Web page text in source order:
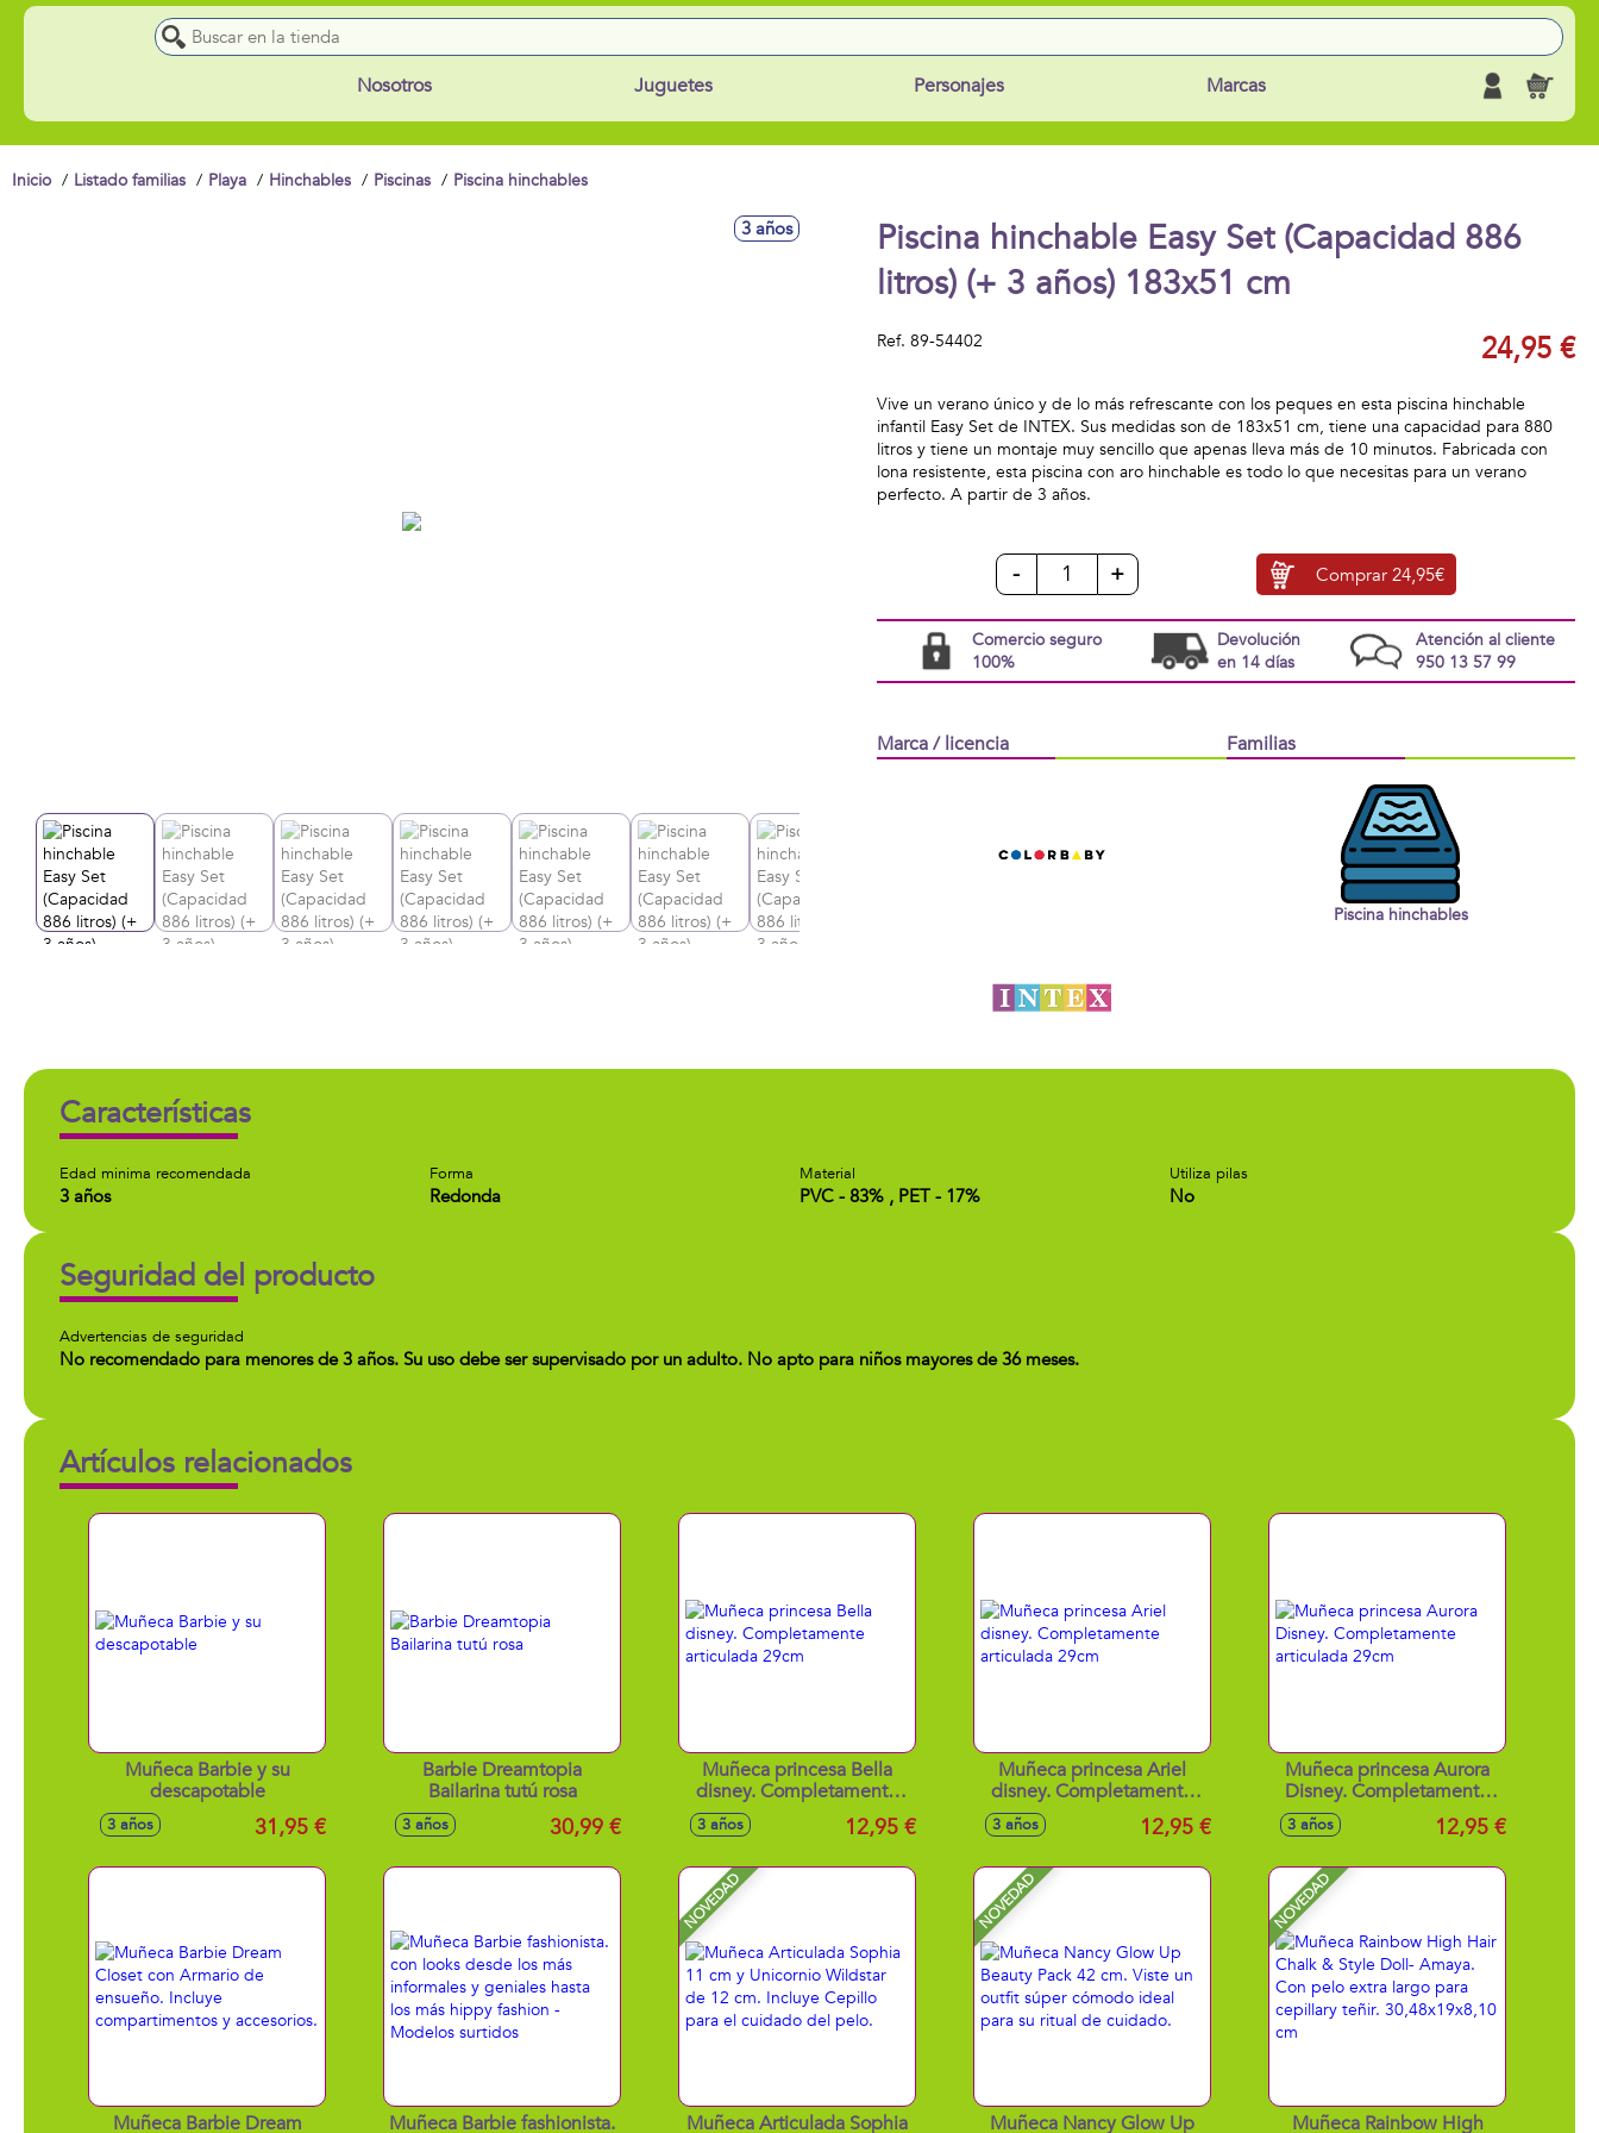
Nosotros Juguetes Personajes Marcas
Inicio Listado familias Playa Hinchables Piscinas Piscina hinchables
3 años
Piscina hinchable Easy Set (Capacidad 886
litros) (+ 3 años) 183x51 cm
Ref. 89-54402 24,95 €
Vive un verano único y de lo más refrescante con los peques en esta piscina hinchable
infantil Easy Set de INTEX. Sus medidas son de 183x51 cm, tiene una capacidad para 880
litros y tiene un montaje muy sencillo que apenas lleva más de 10 minutos. Fabricada con
lona resistente, esta piscina con aro hinchable es todo lo que necesitas para un verano
perfecto. A partir de 3 años.
- + Comprar24,95€
Comercio seguro
100%
Devolución
en 14 días
Atención al cliente
950 13 57 99
Marca / licencia Familias
Piscina hinchables
Características
Edad minima recomendada
3 años
Forma
Redonda
Material
PVC - 83% , PET - 17%
Utiliza pilas
No
Seguridad del producto
Advertencias de seguridad
No recomendado para menores de 3 años. Su uso debe ser supervisado por un adulto. No apto para niños mayores de 36 meses.
Artículos relacionados
Muñeca Barbie y su
descapotable
3 años 31,95 €
Barbie Dreamtopia
Bailarina tutú rosa
3 años 30,99 €
Muñeca princesa Bella
disney. Completamente
articulada 29cm
3 años 12,95 €
Muñeca princesa Ariel
disney. Completamente
articulada 29cm
3 años 12,95 €
Muñeca princesa Aurora
Disney. Completamente
articulada 29cm
3 años 12,95 €
Muñeca Barbie Dream
Muñeca Barbie fashionista.
NOVEDAD
Muñeca Articulada Sophia
NOVEDAD
Muñeca Nancy Glow Up
NOVEDAD
Muñeca Rainbow High